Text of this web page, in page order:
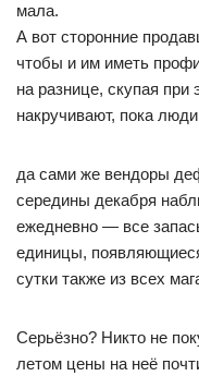
мала.
А вот сторонние
чтобы и им иметь
на разнице, скупая
накручивают, пока
да сами же вендоры
середины декабря
ежедневно — все
единицы,
сутки также из всех
Серьёзно? Никто не
летом цены на неё